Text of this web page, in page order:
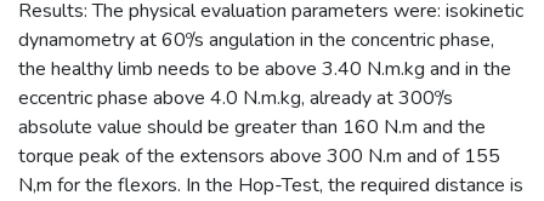
Results: The physical evaluation parameters were: isokinetic
dynamometry at 60º/s angulation in the concentric phase,
the healthy limb needs to be above 3.40 N.m.kg and in the
eccentric phase above 4.0 N.m.kg, already at 300º/s
absolute value should be greater than 160 N.m and the
torque peak of the extensors above 300 N.m and of 155
N,m for the flexors. In the Hop-Test, the required distance is